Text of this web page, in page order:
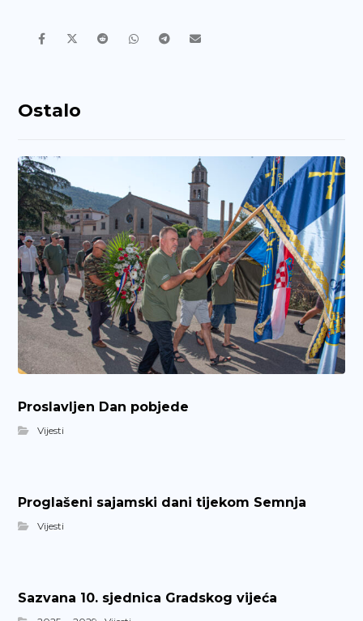
Ostalo
Proslavljen Dan pobjede
Vijesti
Proglašeni sajamski dani tijekom Semnja
Vijesti
Sazvana 10. sjednica Gradskog vijeća